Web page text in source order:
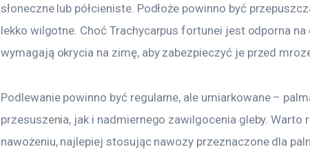
słoneczne lub półcieniste. Podłoże powinno być
lekko wilgotne. Choć Trachycarpus fortunei jest odporna na
wymagają okrycia na zimę, aby zabezpieczyć je przed
Podlewanie powinno być regularne, ale umiarkowane –
przesuszenia, jak i nadmiernego zawilgocenia gleby. Warto
nawożeniu, najlepiej stosując nawozy przeznaczone dla